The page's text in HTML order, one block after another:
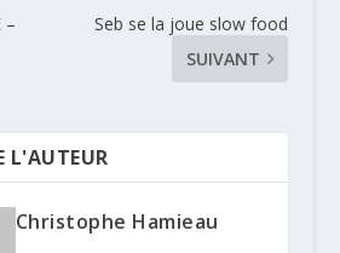
–
Seb se la joue slow food
SUIVANT
L'AUTEUR
Christophe Hamieau